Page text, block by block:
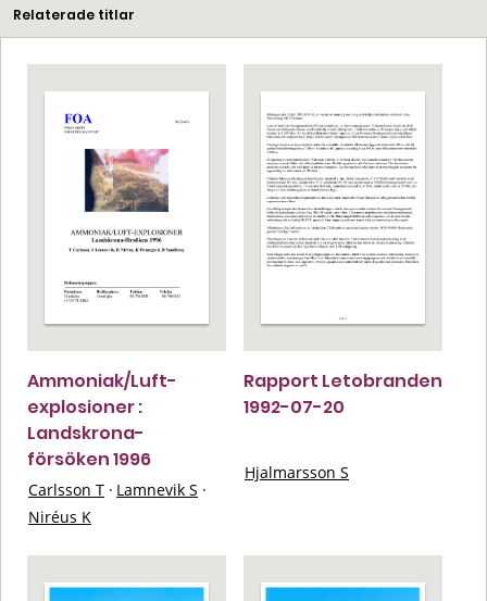
Relaterade titlar
Ammoniak/Luft-
explosioner :
Landskrona-
försöken 1996
Carlsson T · Lamnevik S ·
Niréus K
Rapport Letobranden
1992-07-20
Hjalmarsson S